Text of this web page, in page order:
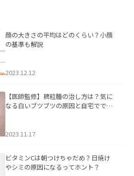
顔の大きさの平均はどのくらい？小顔
の基準も解説
2023.12.12
【医師監修】稗粒腫の治し方は？気に
なる白いブツブツの原因と自宅ででき
2023.11.17
ビタミンCは朝つけちゃだめ？日焼け
やシミの原因になるってホント？